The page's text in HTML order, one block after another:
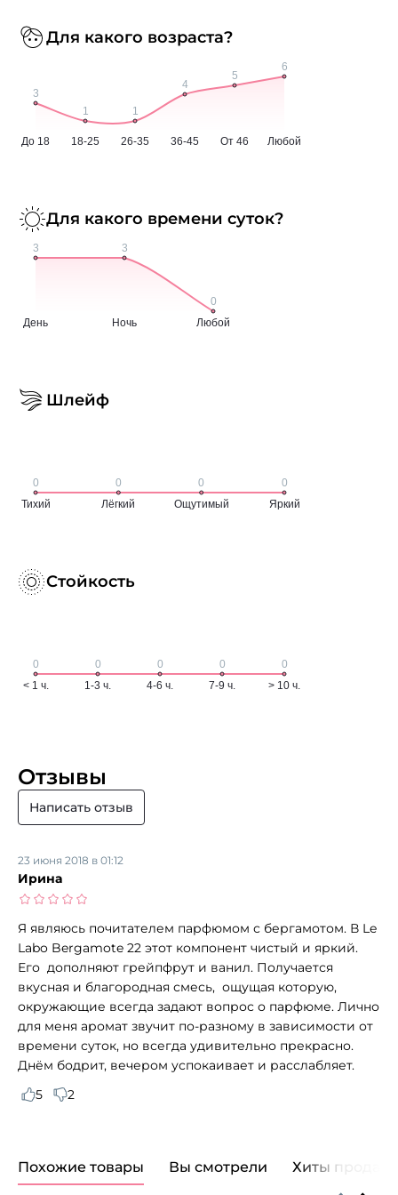
Для какого возраста?
Для какого времени суток?
Шлейф
Стойкость
Отзывы
Написать отзыв
Ирина
23 июня 2018 в 01:12
Я являюсь почитателем парфюмом с бергамотом. В Le
Labo Bergamote 22 этот компонент чистый и яркий.
Его дополняют грейпфрут и ванил. Получается
вкусная и благородная смесь, ощущая которую,
окружающие всегда задают вопрос о парфюме. Лично
для меня аромат звучит по-разному в зависимости от
времени суток, но всегда удивительно прекрасно.
Днём бодрит, вечером успокаивает и расслабляет.
5
2
Похожие товары Вы смотрели Хиты продаж